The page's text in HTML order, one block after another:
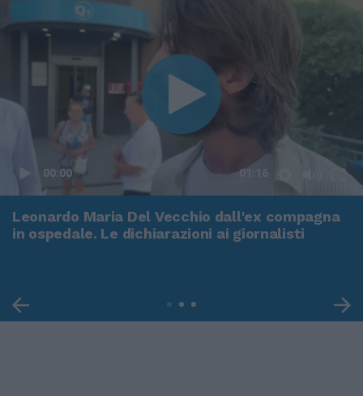
00:00 01:16
Leonardo Maria Del Vecchio dall'ex compagna
in ospedale. Le dichiarazioni ai giornalisti